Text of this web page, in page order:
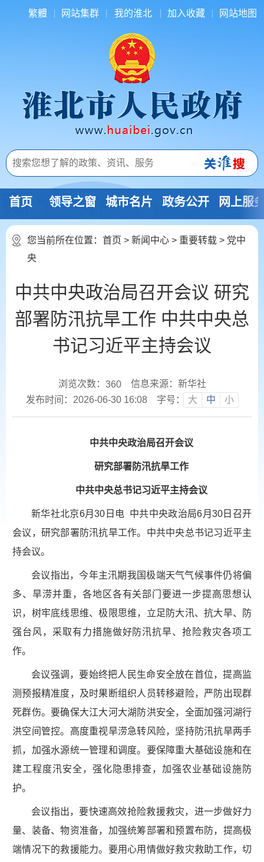
繁體 网站集群 我的淮北 加入收藏 网站地图
首页 领导之窗 城市名片 政务公开 网上服
您当前所在位置： 首页 > 新闻中心 > 重要转载 > 党中
央
中共中央政治局召开会议 研究
部署防汛抗旱工作 中共中央总
书记习近平主持会议
浏览次数： 360
信息来源：新华社
发布时间：2026-06-30 16:08
字号： 大 中 小
中共中央政治局召开会议
研究部署防汛抗旱工作
中共中央总书记习近平主持会议
新华社北京6月30日电 中共中央政治局6月30日召开
会议，研究部署防汛抗旱工作。中共中央总书记习近平主
持会议。
会议指出，今年主汛期我国极端天气气候事件仍将偏
多、旱涝并重，各地区各有关部门要进一步提高思想认
识，树牢底线思维、极限思维，立足防大汛、抗大旱、防
强台风，采取有力措施做好防汛抗旱、抢险救灾各项工
作。
会议强调，要始终把人民生命安全放在首位，提高监
测预报精准度，及时果断组织人员转移避险，严防出现群
死群伤。要确保大江大河大湖防洪安全，全面加强河湖行
洪空间管控。高度重视旱涝急转风险，坚持防汛抗旱两手
抓，加强水源统一管理和调度。要保障重大基础设施和在
建工程度汛安全，强化隐患排查，加强农业基础设施防
护。
会议指出，要快速高效抢险救援救灾，进一步做好力
量、装备、物资准备，加强统筹部署和预置布防，提高极
端情况下的救援能力。要用心用情做好救灾救助工作，切